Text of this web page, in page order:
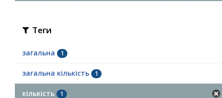
Теги
загальна 1
загальна кількість 1
кількість 1